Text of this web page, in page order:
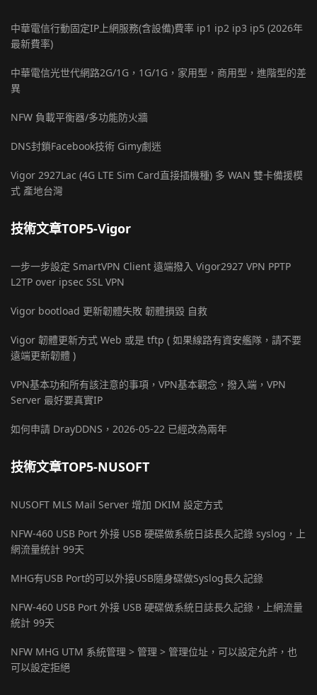
中華電信行動固定IP上網服務(含設備)費率 ip1 ip2 ip3 ip5 (2026年
最新費率)
中華電信光世代網路2G/1G，1G/1G，家用型，商用型，進階型的差
異
NFW 負載平衡器/多功能防火牆
DNS封鎖Facebook技術 Gimy劇迷
Vigor 2927Lac (4G LTE Sim Card直接插機種) 多 WAN 雙卡備援模
式 產地台灣
技術文章TOP5-Vigor
一步一步設定 SmartVPN Client 遠端撥入 Vigor2927 VPN PPTP
L2TP over ipsec SSL VPN
Vigor bootload 更新韌體失敗 韌體損毀 自救
Vigor 韌體更新方式 Web 或是 tftp ( 如果線路有資安艦隊，請不要
遠端更新韌體 )
VPN基本功和所有該注意的事項，VPN基本觀念，撥入端，VPN
Server 最好要真實IP
如何申請 DrayDDNS，2026-05-22 已經改為兩年
技術文章TOP5-NUSOFT
NUSOFT MLS Mail Server 增加 DKIM 設定方式
NFW-460 USB Port 外接 USB 硬碟做系統日誌長久記錄 syslog，上
網流量統計 99天
MHG有USB Port的可以外接USB隨身碟做Syslog長久記錄
NFW-460 USB Port 外接 USB 硬碟做系統日誌長久記錄，上網流量
統計 99天
NFW MHG UTM 系統管理 > 管理 > 管理位址，可以設定允許，也
可以設定拒絕